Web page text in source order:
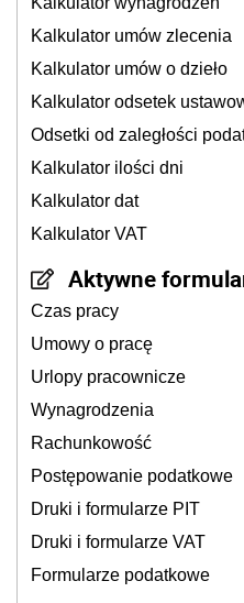
Kalkulator umów zlecenia
Kalkulator umów o dzieło
Kalkulator odsetek
Odsetki od zaległości
Kalkulator ilości dni
Kalkulator dat
Kalkulator VAT
Aktywne
Czas pracy
Umowy o pracę
Urlopy pracownicze
Wynagrodzenia
Rachunkowość
Postępowanie podatkowe
Druki i formularze PIT
Druki i formularze VAT
Formularze podatkowe